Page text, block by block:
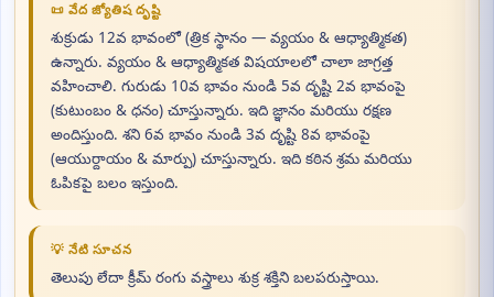
📜 వేద జ్యోతిష దృష్టి
శుక్రుడు 12వ భావంలో (త్రిక స్థానం — వ్యయం & ఆధ్యాత్మికత)
ఉన్నారు. వ్యయం & ఆధ్యాత్మికత విషయాలలో చాలా జాగ్రత్త
వహించాలి. గురుడు 10వ భావం నుండి 5వ దృష్టి 2వ భావంపై
(కుటుంబం & ధనం) చూస్తున్నారు. ఇది జ్ఞానం మరియు రక్షణ
అందిస్తుంది. శని 6వ భావం నుండి 3వ దృష్టి 8వ భావంపై
(ఆయుర్దాయం & మార్పు) చూస్తున్నారు. ఇది కఠిన శ్రమ మరియు
ఓపికపై బలం ఇస్తుంది.
💡 నేటి సూచన
తెలుపు లేదా క్రీమ్ రంగు వస్త్రాలు శుక్ర శక్తిని బలపరుస్తాయి.